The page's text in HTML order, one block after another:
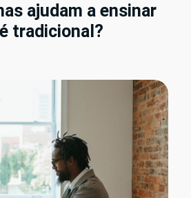
ajudam a ensinar
tradicional?